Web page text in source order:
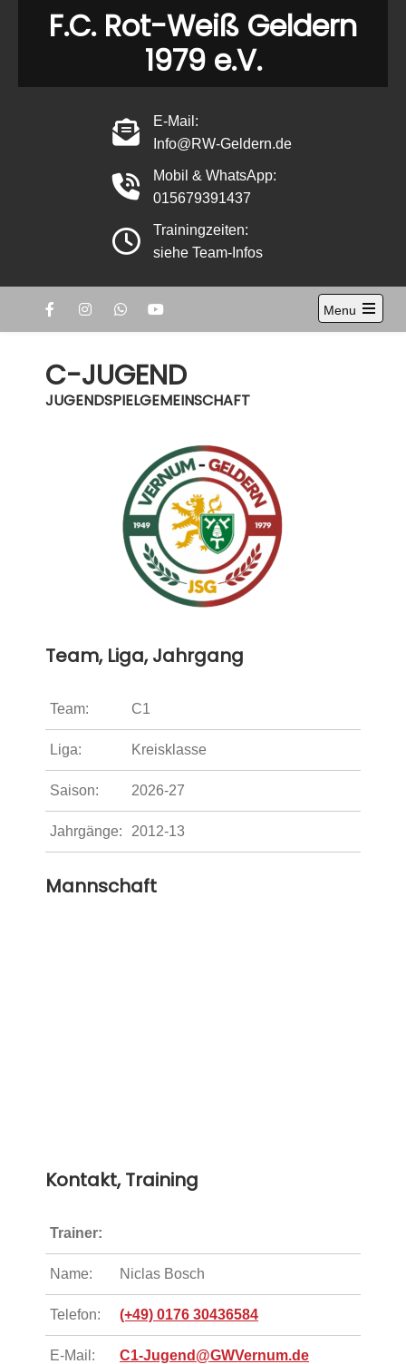
F.C. Rot-Weiß Geldern
1979 e.V.
E-Mail:
Info@RW-Geldern.de
Mobil & WhatsApp:
015679391437
Trainingzeiten:
siehe Team-Infos
Menu
Open
C-JUGEND
JUGENDSPIELGEMEINSCHAFT
Team, Liga, Jahrgang
Team: C1
Liga: Kreisklasse
Saison: 2026-27
Jahrgänge: 2012-13
Mannschaft
Kontakt, Training
Trainer:
Name: Niclas Bosch
Telefon: (+49) 0176 30436584
E-Mail: C1-Jugend@GWVernum.de